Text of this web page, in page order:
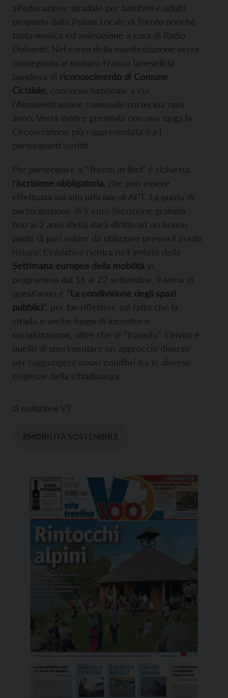
all’educazione stradale per bambini e adulti
proposto dalla Polizia Locale di Trento nonché
tanta musica ed animazione a cura di Radio
Dolomiti. Nel corso della manifestazione verrà
consegnata al sindaco Franco Ianeselli la
bandiera di riconoscimento di Comune
Ciclabile , concorso nazionale a cui
l’Amministrazione comunale partecipa ogni
anno. Verrà inoltre premiata con una targa la
Circoscrizione più rappresentata tra i
partecipanti iscritti.
Per partecipare a “Trento in Bici” è richiesta
l’iscrizione obbligatoria , che può essere
effettuata sul sito ufficiale di APT. La quota di
partecipazione di 5 euro (iscrizione gratuita
fino ai 2 anni d’età) darà diritto ad un buono
pasto di pari valore da utilizzare presso il punto
ristoro. L’iniziativa rientra nell’ambito della
Settimana europea della mobilità in
programma dal 16 al 22 settembre. Il tema di
quest’anno è “La condivisione degli spazi
pubblici“, per far riflettere sul fatto che la
strada è anche luogo di incontro e
socializzazione, oltre che di “transito”. L’invito è
quello di sperimentare un approccio diverso
per raggiungere nuovi equilibri tra le diverse
esigenze della cittadinanza.
di redazione VT
#MOBILITÀ SOSTENIBILE